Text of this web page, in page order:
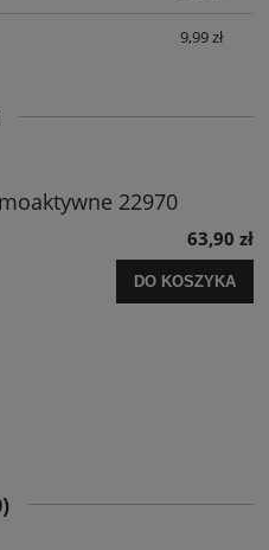
9,99 zł
22970
63,90 zł
DO KOSZYKA